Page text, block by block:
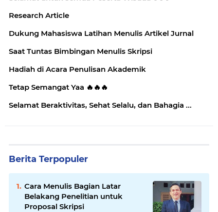
Research Article
Dukung Mahasiswa Latihan Menulis Artikel Jurnal
Saat Tuntas Bimbingan Menulis Skripsi
Hadiah di Acara Penulisan Akademik
Tetap Semangat Yaa 🔥🔥🔥
Selamat Beraktivitas, Sehat Selalu, dan Bahagia ...
Berita Terpopuler
Cara Menulis Bagian Latar
Belakang Penelitian untuk
Proposal Skripsi